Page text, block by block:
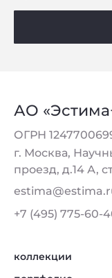
АО
ОГРН
г. Москва,
проезд, д.14 А,
+7 (495) 775-60-
коллекции